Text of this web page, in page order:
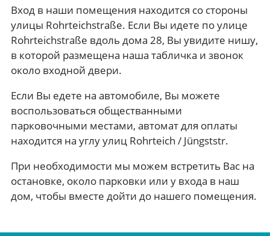
Вход в наши помещения находится со стороны
улицы Rohrteichstraße. Если Вы идете по улице
Rohrteichstraße вдоль дома 28, Вы увидите нишу,
в которой размещена наша табличка и звонок
около входной двери.
Если Вы едете на автомобиле, Вы можете
воспользоваться обществанными
парковочными местами, автомат для оплаты
находится на углу улиц Rohrteich / Jüngststr.
При необходимости мы можем встретить Вас на
остановке, около парковки или у входа в наш
дом, чтобы вместе дойти до нашего помещения.